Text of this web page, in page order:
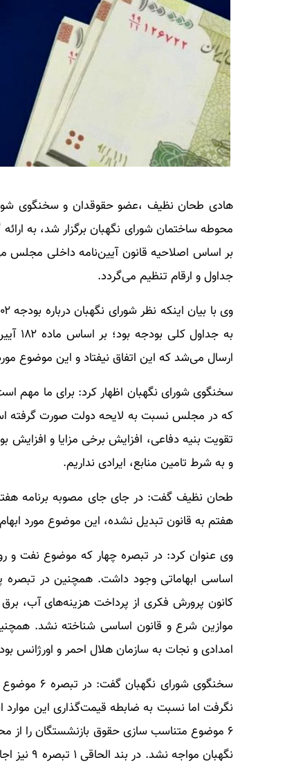
بر اساس اصلاحیه قانون آیین‌نامه داخلی
جداول و ارقام تنظیم می‌گردد.
به
ارسال می‌شد که این اتفاق نیفتاد و این موضوع
سخنگوی شورای نگهبان اظهار کرد: برای ما مهم
که در مجلس نسبت به لایحه دولت صورت گرفته
تقویت بنیه دفاعی، افزایش برخی مزایا و
و به شرط تامین منابع، ایرادی نداریم.
طحان نظیف گفت: در جای جای مصوبه برنامه هفتم
هفتم به قانون تبدیل نشده، این موضوع مورد
وی عنوان کرد: در تبصره چهار که موضوع نفت و
اساسی ابهاماتی وجود داشت. همچنین در تبصره
کانون پرورش فکری از پرداخت هزینه‌های آب،
امدادی و نجات به سازمان هلال احمر و اورژانس
نگرفت اما نسبت به ضابطه قیمت‌گذاری این
۶ موضوع متناسب سازی حقوق بازنشستگان را از
نگهبان